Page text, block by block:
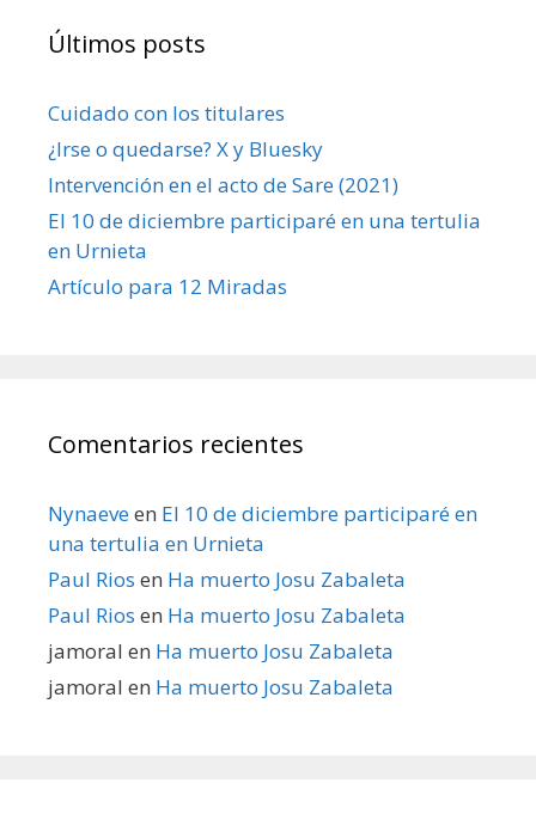
Últimos posts
Cuidado con los titulares
¿Irse o quedarse? X y Bluesky
Intervención en el acto de Sare (2021)
El 10 de diciembre participaré en una tertulia
en Urnieta
Artículo para 12 Miradas
Comentarios recientes
Nynaeveen El 10 de diciembre participaré en
una tertulia en Urnieta
Paul Rios en Ha muerto Josu Zabaleta
Paul Rios en Ha muerto Josu Zabaleta
jamoral en Ha muerto Josu Zabaleta
jamoral en Ha muerto Josu Zabaleta